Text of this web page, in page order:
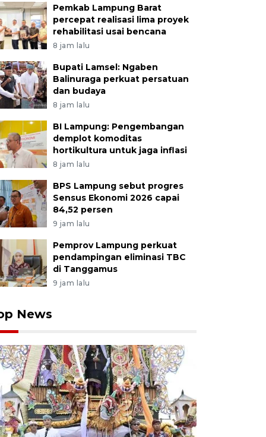
Pemkab Lampung Barat
percepat realisasi lima proyek
rehabilitasi usai bencana
8 jam lalu
Bupati Lamsel: Ngaben
Balinuraga perkuat persatuan
dan budaya
8 jam lalu
BI Lampung: Pengembangan
demplot komoditas
hortikultura untuk jaga inflasi
8 jam lalu
BPS Lampung sebut progres
Sensus Ekonomi 2026 capai
84,52 persen
9 jam lalu
Pemprov Lampung perkuat
pendampingan eliminasi TBC
di Tanggamus
9 jam lalu
News